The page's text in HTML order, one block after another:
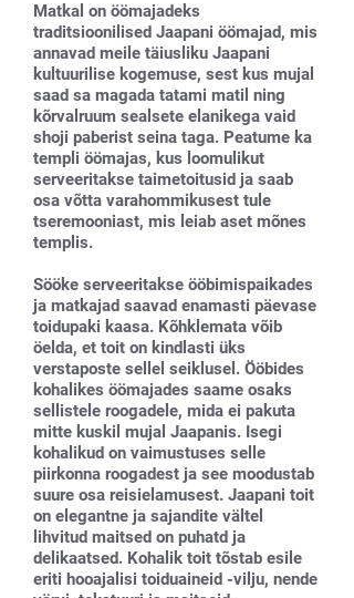
Matkal on öömajadeks
traditsioonilised Jaapani öömajad, mis
annavad meile täiusliku Jaapani
kultuurilise kogemuse, sest kus mujal
saad sa magada tatami matil ning
kõrvalruum sealsete elanikega vaid
shoji paberist seina taga. Peatume ka
templi öömajas, kus loomulikut
serveeritakse taimetoitusid ja saab
osa võtta varahommikusest tule
tseremooniast, mis leiab aset mõnes
templis.
Sööke serveeritakse ööbimispaikades
ja matkajad saavad enamasti päevase
toidupaki kaasa. Kõhklemata võib
öelda, et toit on kindlasti üks
verstaposte sellel seiklusel. Ööbides
kohalikes öömajades saame osaks
sellistele roogadele, mida ei pakuta
mitte kuskil mujal Jaapanis. Isegi
kohalikud on vaimustuses selle
piirkonna roogadest ja see moodustab
suure osa reisielamusest. Jaapani toit
on elegantne ja sajandite vältel
lihvitud maitsed on puhatd ja
delikaatsed. Kohalik toit tõstab esile
eriti hooajalisi toiduaineid -vilju, nende